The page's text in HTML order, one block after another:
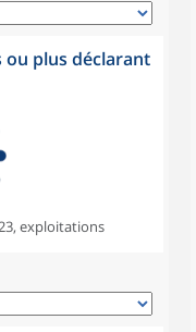
ou plus déclarant
exploitations